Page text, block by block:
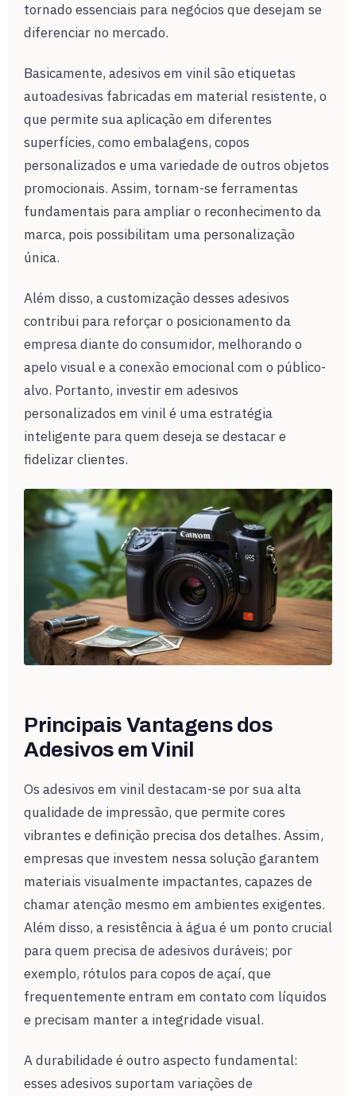
tornado essenciais para negócios que desejam se
diferenciar no mercado.
Basicamente, adesivos em vinil são etiquetas
autoadesivas fabricadas em material resistente, o
que permite sua aplicação em diferentes
superfícies, como embalagens, copos
personalizados e uma variedade de outros objetos
promocionais. Assim, tornam-se ferramentas
fundamentais para ampliar o reconhecimento da
marca, pois possibilitam uma personalização
única.
Além disso, a customização desses adesivos
contribui para reforçar o posicionamento da
empresa diante do consumidor, melhorando o
apelo visual e a conexão emocional com o público-
alvo. Portanto, investir em adesivos
personalizados em vinil é uma estratégia
inteligente para quem deseja se destacar e
fidelizar clientes.
Principais Vantagens dos
Adesivos em Vinil
Os adesivos em vinil destacam-se por sua alta
qualidade de impressão, que permite cores
vibrantes e definição precisa dos detalhes. Assim,
empresas que investem nessa solução garantem
materiais visualmente impactantes, capazes de
chamar atenção mesmo em ambientes exigentes.
Além disso, a resistência à água é um ponto crucial
para quem precisa de adesivos duráveis; por
exemplo, rótulos para copos de açaí, que
frequentemente entram em contato com líquidos
e precisam manter a integridade visual.
A durabilidade é outro aspecto fundamental:
esses adesivos suportam variações de